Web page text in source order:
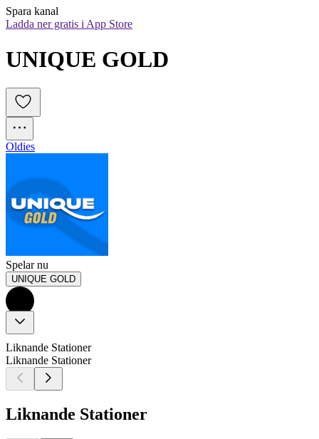
Spara kanal
Ladda ner gratis i App Store
UNIQUE GOLD
Oldies
Spelar nu
UNIQUE GOLD
Liknande Stationer
Liknande Stationer
Liknande Stationer